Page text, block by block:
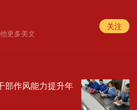
更多美文
关注
部作风能力提升年